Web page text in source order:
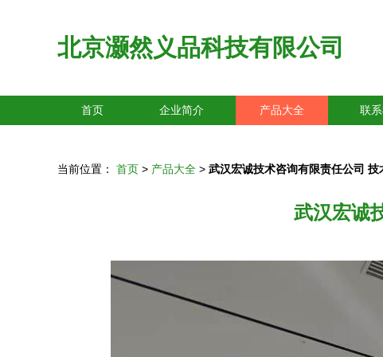
北京灏然义品科技有限公司
首页 企业简介 产品大全 联
当前位置： 首页 > 产品大全 > 武汉宏诚技术咨询有限责任公司
武汉宏诚